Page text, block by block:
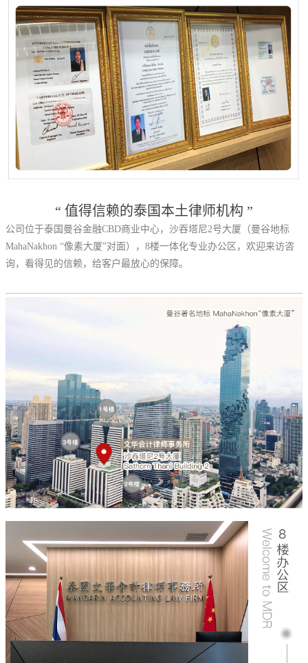
“ 值得信赖的泰国本土律师机构 ”
公司位于泰国曼谷金融CBD商业中心，沙吞塔尼2号大厦（曼谷地标
MahaNakhon “像素大厦”对面），8楼一体化专业办公区，欢迎来访咨
询，看得见的信赖，给客户最放心的保障。